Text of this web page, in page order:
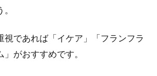
視であれば「イケア」「フランフラ
がおすすめです。